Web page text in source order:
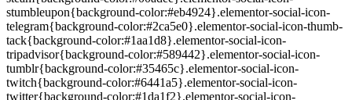
stumbleupon{background-color:#eb4924}.elementor-social-icon-
telegram{background-color:#2ca5e0}.elementor-social-icon-thumb-
tack{background-color:#1aa1d8}.elementor-social-icon-
tripadvisor{background-color:#589442}.elementor-social-icon-
tumblr{background-color:#35465c}.elementor-social-icon-
twitch{background-color:#6441a5}.elementor-social-icon-
twitter{background-color:#1da1f2}.elementor-social-icon-